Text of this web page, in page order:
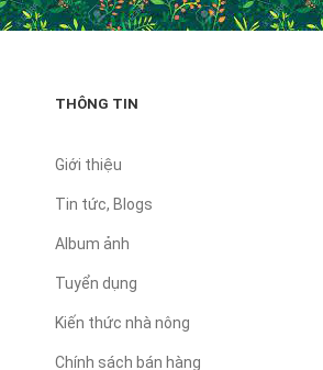
THÔNG TIN
Giới thiệu
Tin tức, Blogs
Album ảnh
Tuyển dụng
Kiến thức nhà nông
Chính sách bán hàng